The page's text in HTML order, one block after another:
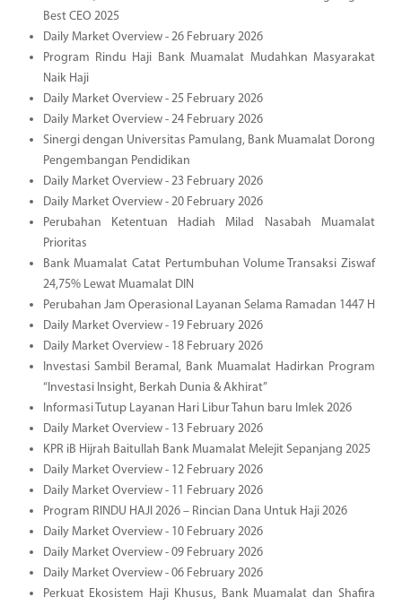
Best CEO 2025
Daily Market Overview - 26 February 2026
Program Rindu Haji Bank Muamalat Mudahkan Masyarakat
Naik Haji
Daily Market Overview - 25 February 2026
Daily Market Overview - 24 February 2026
Sinergi dengan Universitas Pamulang, Bank Muamalat Dorong
Pengembangan Pendidikan
Daily Market Overview - 23 February 2026
Daily Market Overview - 20 February 2026
Perubahan Ketentuan Hadiah Milad Nasabah Muamalat
Prioritas
Bank Muamalat Catat Pertumbuhan Volume Transaksi Ziswaf
24,75% Lewat Muamalat DIN
Perubahan Jam Operasional Layanan Selama Ramadan 1447 H
Daily Market Overview - 19 February 2026
Daily Market Overview - 18 February 2026
Investasi Sambil Beramal, Bank Muamalat Hadirkan Program
“Investasi Insight, Berkah Dunia & Akhirat”
Informasi Tutup Layanan Hari Libur Tahun baru Imlek 2026
Daily Market Overview - 13 February 2026
KPR iB Hijrah Baitullah Bank Muamalat Melejit Sepanjang 2025
Daily Market Overview - 12 February 2026
Daily Market Overview - 11 February 2026
Program RINDU HAJI 2026 – Rincian Dana Untuk Haji 2026
Daily Market Overview - 10 February 2026
Daily Market Overview - 09 February 2026
Daily Market Overview - 06 February 2026
Perkuat Ekosistem Haji Khusus, Bank Muamalat dan Shafira